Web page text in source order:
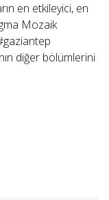
en etkileyici, en
Mozaik
diğer bölümlerini